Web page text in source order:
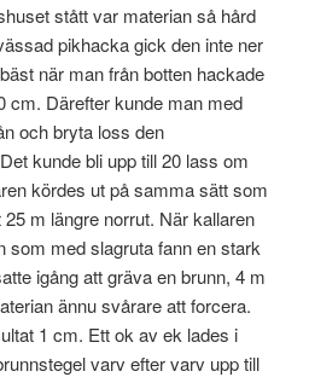
stått var materian så hård
pikhacka gick den inte ner
när man från botten hackade
cm. Därefter kunde man med
och bryta loss den
kunde bli upp till 20 lass om
kördes ut på samma sätt som
m längre norrut. När kallaren
som med slagruta fann en stark
igång att gräva en brunn, 4 m
ännu svårare att forcera.
1 cm. Ett ok av ek lades i
varv efter varv upp till